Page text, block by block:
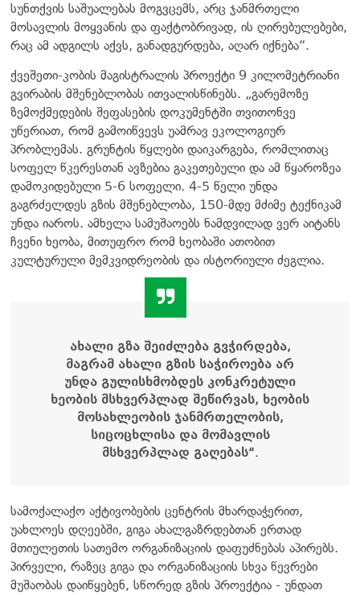
სუნთქვის საშუალებას მოგვცემს, არც ჯანმრთელი
მოსავლის მოყვანის და ფაქტობრივად, ის ღირებულებები,
რაც ამ ადგილს აქვს, განადგურდება, აღარ იქნება“.
ქვეშეთი-კობის მაგისტრალის პროექტი 9 კილომეტრიანი
გვირაბის მშენებლობას ითვალისწინებს. „გარემოზე
ზემოქმედების შეფასების დოკუმენტში თვითონვე
უწერიათ, რომ გამოიწვევს უამრავ ეკოლოგიურ
პრობლემას. გრუნტის წყლები დაიკარგება, რომლითაც
სოფელ წკერესთან ავზებია გაკეთებული და ამ წყაროზეა
დამოკიდებული 5-6 სოფელი. 4-5 წელი უნდა
გაგრძელდეს გზის მშენებლობა, 150-მდე მძიმე ტექნიკამ
უნდა იაროს. ამხელა სამუშაოებს ნამდვილად ვერ აიტანს
ჩვენი ხეობა, მითუფრო რომ ხეობაში ათობით
კულტურული მემკვიდრეობის და ისტორიული ძეგლია.
ახალი გზა შეიძლება გვჭირდება,
მაგრამ ახალი გზის საჭიროება არ
უნდა გულისხმობდეს კონკრეტული
ხეობის მსხვერპლად შეწირვას, ხეობის
მოსახლეობის ჯანმრთელობის,
სიცოცხლისა და მომავლის
მსხვერპლად გაღებას“.
სამოქალაქო აქტივობების ცენტრის მხარდაჭერით,
უახლოეს დღეებში, გიგა ახალგაზრდებთან ერთად
მთიულეთის სათემო ორგანიზაციის დაფუძნებას აპირებს.
პირველი, რაზეც გიგა და ორგანიზაციის სხვა წევრები
მუშაობას დაიწყებენ, სწორედ გზის პროექტია - უნდათ